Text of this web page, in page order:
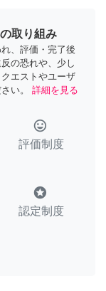
取り組み
、評価・完了後
の恐れや、少し
エストやユーザ
い。
詳細を見る
tag_faces
評価制度
stars
認定制度